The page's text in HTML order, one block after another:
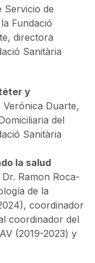
Servicio de
Fundació
directora
Sanitària
y
Verónica Duarte,
del
Sanitària
la salud
Dr. Ramon Roca-
de la
coordinador
coordinador del
(2019-2023) y